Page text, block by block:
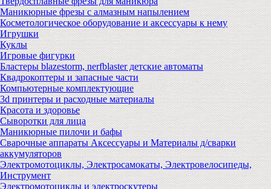
Маникюрные фрезы с алмазным напылением
Косметологическое оборудование и аксессуары к нему
Игрушки
Куклы
Игровые фигурки
Бластеры blazestorm, nerfblaster детские автоматы
Квадрокоптеры и запасные части
Компьютерные комплектующие
3d принтеры и расходные материалы
Красота и здоровье
Сыворотки для лица
Маникюрные пилочи и бафы
Сварочные аппараты Аксессуары и Материалы д/сварки
аккумуляторов
Электромотоциклы, Электросамокаты, Электровелосипеды,
Инструмент
Электромотоциклы и электроскутеры